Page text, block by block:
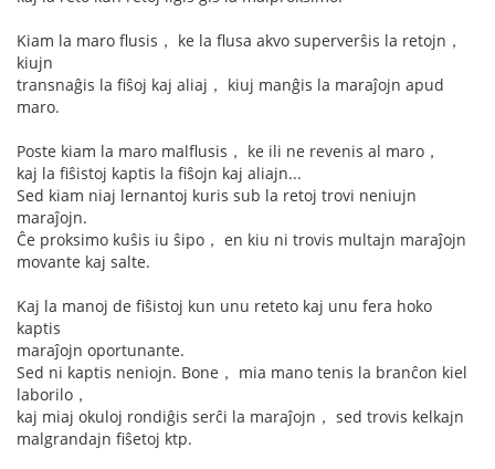
Kiam la maro flusis， ke la flusa akvo superverŝis la retojn，
kiujn
transnaĝis la fiŝoj kaj aliaj， kiuj manĝis la maraĵojn apud
maro.
Poste kiam la maro malflusis， ke ili ne revenis al maro，
kaj la fiŝistoj kaptis la fiŝojn kaj aliajn...
Sed kiam niaj lernantoj kuris sub la retoj trovi neniujn
maraĵojn.
Ĉe proksimo kuŝis iu ŝipo， en kiu ni trovis multajn maraĵojn
movante kaj salte.
Kaj la manoj de fiŝistoj kun unu reteto kaj unu fera hoko
kaptis
maraĵojn oportunante.
Sed ni kaptis neniojn. Bone， mia mano tenis la branĉon kiel
laborilo，
kaj miaj okuloj rondiĝis serĉi la maraĵojn， sed trovis kelkajn
malgrandajn fiŝetoj ktp.